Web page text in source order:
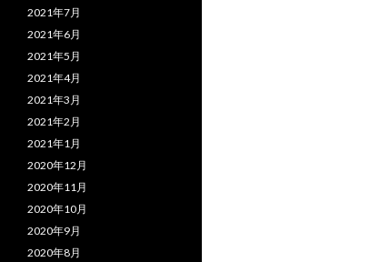
2021年7月
2021年6月
2021年5月
2021年4月
2021年3月
2021年2月
2021年1月
2020年12月
2020年11月
2020年10月
2020年9月
2020年8月